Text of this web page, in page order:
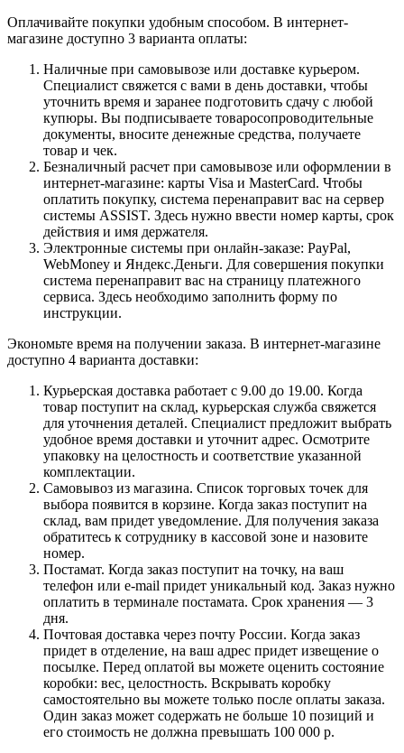
Оплачивайте покупки удобным способом. В интернет-
магазине доступно 3 варианта оплаты:
Наличные при самовывозе или доставке курьером.
Специалист свяжется с вами в день доставки, чтобы
уточнить время и заранее подготовить сдачу с любой
купюры. Вы подписываете товаросопроводительные
документы, вносите денежные средства, получаете
товар и чек.
Безналичный расчет при самовывозе или оформлении в
интернет-магазине: карты Visa и MasterCard. Чтобы
оплатить покупку, система перенаправит вас на сервер
системы ASSIST. Здесь нужно ввести номер карты, срок
действия и имя держателя.
Электронные системы при онлайн-заказе: PayPal,
WebMoney и Яндекс.Деньги. Для совершения покупки
система перенаправит вас на страницу платежного
сервиса. Здесь необходимо заполнить форму по
инструкции.
Экономьте время на получении заказа. В интернет-магазине
доступно 4 варианта доставки:
Курьерская доставка работает с 9.00 до 19.00. Когда
товар поступит на склад, курьерская служба свяжется
для уточнения деталей. Специалист предложит выбрать
удобное время доставки и уточнит адрес. Осмотрите
упаковку на целостность и соответствие указанной
комплектации.
Самовывоз из магазина. Список торговых точек для
выбора появится в корзине. Когда заказ поступит на
склад, вам придет уведомление. Для получения заказа
обратитесь к сотруднику в кассовой зоне и назовите
номер.
Постамат. Когда заказ поступит на точку, на ваш
телефон или e-mail придет уникальный код. Заказ нужно
оплатить в терминале постамата. Срок хранения — 3
дня.
Почтовая доставка через почту России. Когда заказ
придет в отделение, на ваш адрес придет извещение о
посылке. Перед оплатой вы можете оценить состояние
коробки: вес, целостность. Вскрывать коробку
самостоятельно вы можете только после оплаты заказа.
Один заказ может содержать не больше 10 позиций и
его стоимость не должна превышать 100 000 р.